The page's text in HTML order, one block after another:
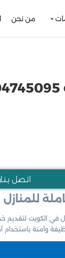
من نحن
اتـصل بـنـا
في الكويت لتقديم
نظيفة وآمنة